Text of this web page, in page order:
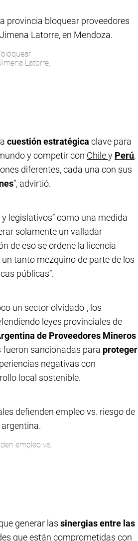
Latorre,
cuestión estratégica clave para
y competir con Chiley Perú,
diferentes, cada una con sus
”, advirtió.
legislativos” como una medida
solamente un valladar
de eso se ordene la licencia
tanto mezquino de parte de los
públicas”.
un sector olvidado-, los
leyes provinciales de
de Proveedores Mineros
sancionadas para proteger
negativas con
local sostenible.
empleo vs.
generar las sinergias entre las
que están comprometidas con